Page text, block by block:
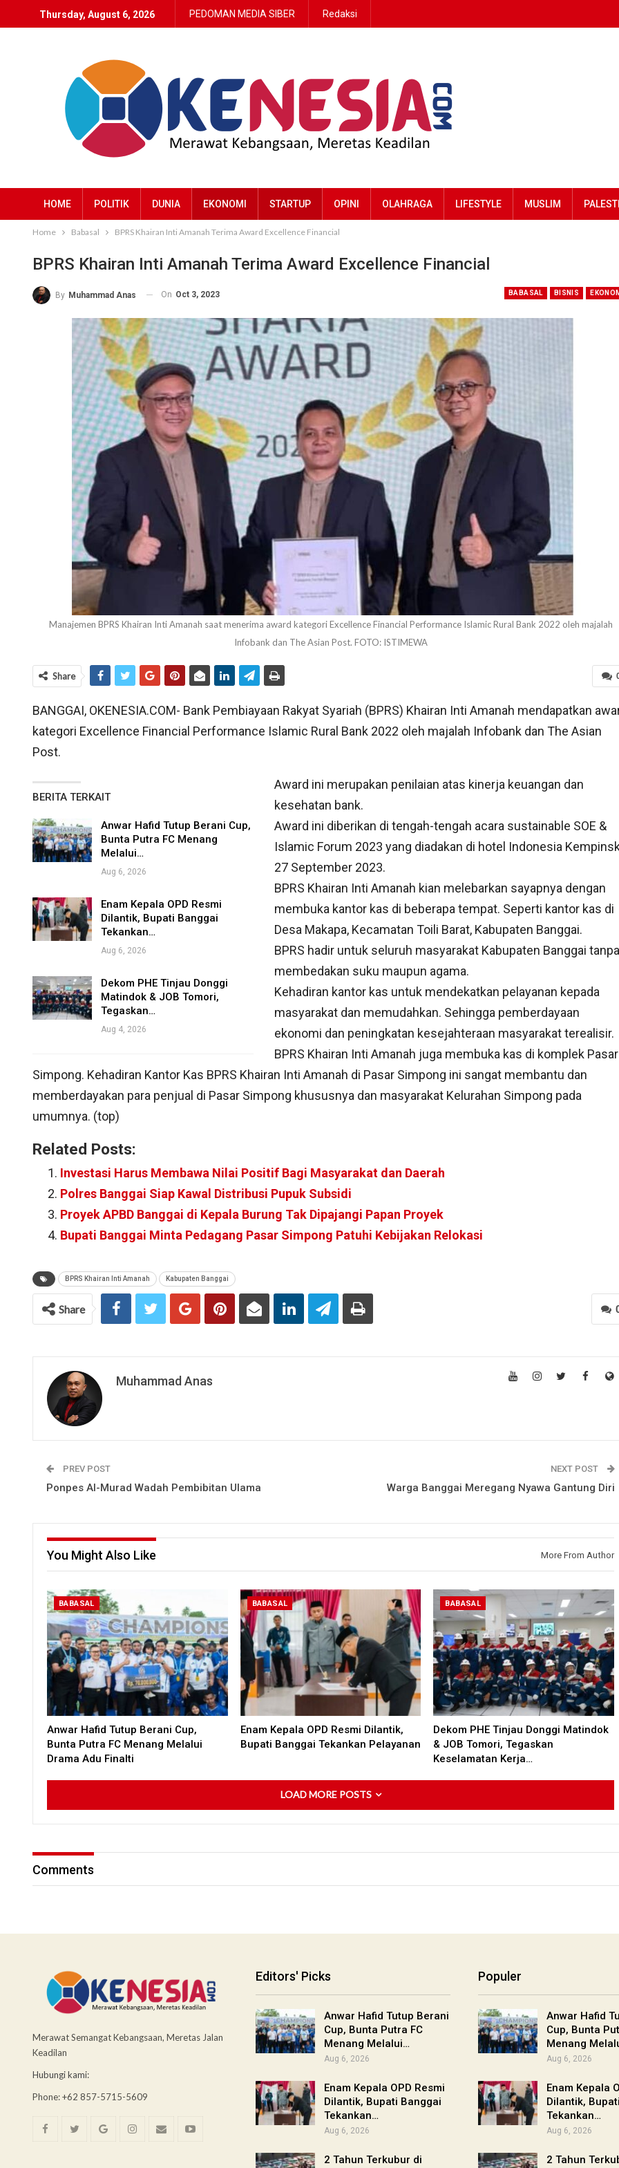
Thursday, August 6, 2026 PEDOMAN MEDIA SIBER Redaksi
HOME POLITIK DUNIA EKONOMI STARTUP OPINI OLAHRAGA LIFESTYLE MUSLIM
Home Babasal BPRS Khairan Inti Amanah Terima Award Excellence Financial
BPRS Khairan Inti Amanah Terima Award Excellence Financial
BABASAL BISNIS
By Muhammad Anas On Oct 3, 2023
Manajemen BPRS Khairan Inti Amanah saat menerima award kategori Excellence Financial Performance Islamic Rural Bank 2022 oleh majalah
Infobank dan The Asian Post. FOTO: ISTIMEWA
Share
BANGGAI, OKENESIA.COM- Bank Pembiayaan Rakyat Syariah (BPRS) Khairan Inti Amanah mendapatkan
kategori Excellence Financial Performance Islamic Rural Bank 2022 oleh majalah Infobank dan The Asian
Post.
BERITA TERKAIT
Anwar Hafid Tutup Berani Cup,
Bunta Putra FC Menang
Melalui…
Aug 6, 2026
Enam Kepala OPD Resmi
Dilantik, Bupati Banggai
Tekankan…
Aug 6, 2026
Dekom PHE Tinjau Donggi
Matindok & JOB Tomori,
Tegaskan…
Aug 4, 2026
Award ini merupakan penilaian atas kinerja keuangan dan
kesehatan bank.
Award ini diberikan di tengah-tengah acara sustainable SOE &
Islamic Forum 2023 yang diadakan di hotel Indonesia
27 September 2023.
BPRS Khairan Inti Amanah kian melebarkan sayapnya dengan
membuka kantor kas di beberapa tempat. Seperti kantor kas di
Desa Makapa, Kecamatan Toili Barat, Kabupaten Banggai.
BPRS hadir untuk seluruh masyarakat Kabupaten Banggai tanpa
membedakan suku maupun agama.
Kehadiran kantor kas untuk mendekatkan pelayanan kepada
masyarakat dan memudahkan. Sehingga pemberdayaan
ekonomi dan peningkatan kesejahteraan masyarakat terealisir.
BPRS Khairan Inti Amanah juga membuka kas di komplek Pasar
Simpong. Kehadiran Kantor Kas BPRS Khairan Inti Amanah di Pasar Simpong ini sangat membantu dan
memberdayakan para penjual di Pasar Simpong khususnya dan masyarakat Kelurahan Simpong pada
umumnya. (top)
Related Posts:
Investasi Harus Membawa Nilai Positif Bagi Masyarakat dan Daerah
Polres Banggai Siap Kawal Distribusi Pupuk Subsidi
Proyek APBD Banggai di Kepala Burung Tak Dipajangi Papan Proyek
Bupati Banggai Minta Pedagang Pasar Simpong Patuhi Kebijakan Relokasi
BPRS Khairan Inti Amanah Kabupaten Banggai
Share
Muhammad Anas
PREV POST
Ponpes Al-Murad Wadah Pembibitan Ulama
NEXT POST
Warga Banggai Meregang Nyawa Gantung Diri
You Might Also Like More From Author
BABASAL
Anwar Hafid Tutup Berani Cup,
Bunta Putra FC Menang Melalui
Drama Adu Finalti
BABASAL
Enam Kepala OPD Resmi Dilantik,
Bupati Banggai Tekankan Pelayanan
BABASAL
Dekom PHE Tinjau Donggi Matindok
& JOB Tomori, Tegaskan
Keselamatan Kerja…
LOAD MORE POSTS
Comments
Merawat Semangat Kebangsaan, Meretas Jalan
Keadilan
Hubungi kami:
Phone: +62 857-5715-5609
Editors' Picks
Anwar Hafid Tutup Berani
Cup, Bunta Putra FC
Menang Melalui…
Aug 6, 2026
Enam Kepala OPD Resmi
Dilantik, Bupati Banggai
Tekankan…
Aug 6, 2026
2 Tahun Terkubur di
Populer
Anwar Hafid
Cup, Bunta
Menang
Aug 6, 2026
Enam Kepala
Dilantik,
Tekankan…
Aug 6, 2026
2 Tahun